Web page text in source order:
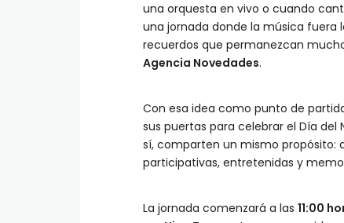
una orquesta en vivo o cuando
una jornada donde la música fuera
recuerdos que permanezcan
Agencia Novedades.
Con esa idea como punto de
sus puertas para celebrar el Día
sí, comparten un mismo propósito:
participativas, entretenidas y
La jornada comenzará a las 11:00